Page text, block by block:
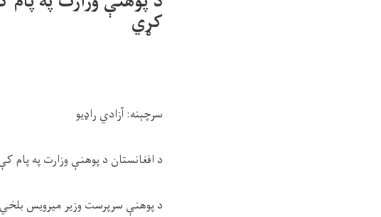
کړي
سرچېنه:آزادي راډیو
د افغانستان د پوهنې وزارت په پام کې لري چې له
د پوهنې سرپرست وزیر میرویس بلخي